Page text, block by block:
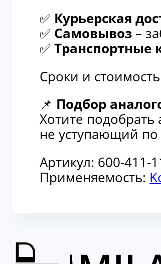
✅ Курьерская
✅ Самовывоз –
✅ Транспортные
Сроки и
📌 Подбор
Хотите
не уступающий по
Артикул: 600-411-
Применяемость: